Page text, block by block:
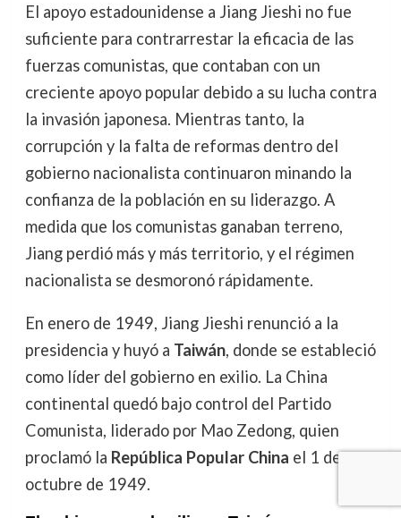
El apoyo estadounidense a Jiang Jieshi no fue
suficiente para contrarrestar la eficacia de las
fuerzas comunistas, que contaban con un
creciente apoyo popular debido a su lucha contra
la invasión japonesa. Mientras tanto, la
corrupción y la falta de reformas dentro del
gobierno nacionalista continuaron minando la
confianza de la población en su liderazgo. A
medida que los comunistas ganaban terreno,
Jiang perdió más y más territorio, y el régimen
nacionalista se desmoronó rápidamente.
En enero de 1949, Jiang Jieshi renunció a la
presidencia y huyó a Taiwán, donde se estableció
como líder del gobierno en exilio. La China
continental quedó bajo control del Partido
Comunista, liderado por Mao Zedong, quien
proclamó la República Popular China el 1 de
octubre de 1949.